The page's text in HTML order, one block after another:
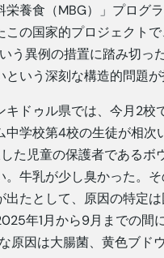
養食（MBG）」プログ
の国家的プロジェクト
う異例の措置に踏み切
いう深刻な構造的問題が
ドゥル県では、今月2
学校第4校の生徒が相次
た児童の保護者である
牛乳が少し臭かった。
たとして、原因の特定は
年1月から9月までの
原因は大腸菌、黄色ブド